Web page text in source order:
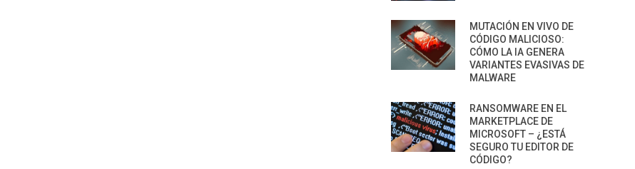
MUTACIÓN EN VIVO DE
CÓDIGO MALICIOSO:
CÓMO LA IA GENERA
VARIANTES EVASIVAS DE
MALWARE
RANSOMWARE EN EL
MARKETPLACE DE
MICROSOFT – ¿ESTÁ
SEGURO TU EDITOR DE
CÓDIGO?